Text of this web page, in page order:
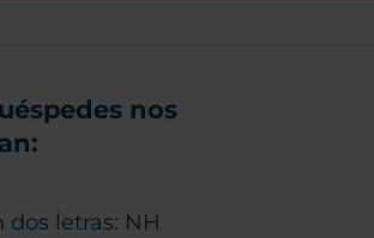
nos
dos letras: NH